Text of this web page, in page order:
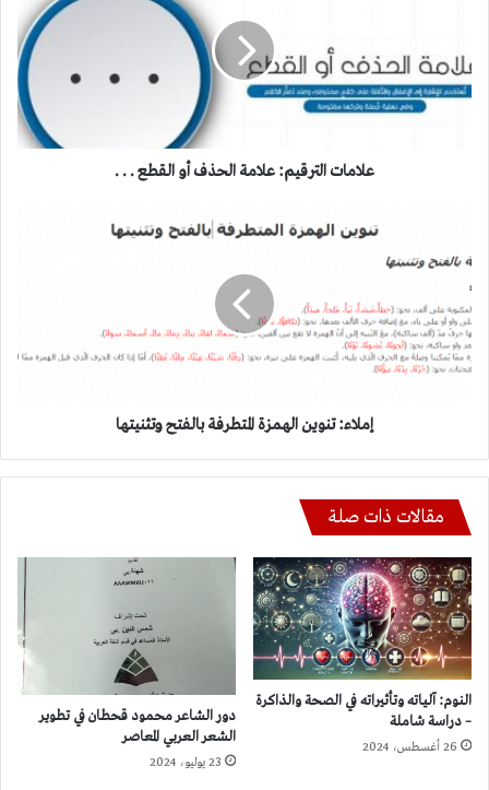
أو
القطع
.
علامات الترقيم: علامة الحذف أو القطع . . .
الهمزة
المتطرفة
بالفتح
وتثنيتها
إملاء: تنوين الهمزة المتطرفة بالفتح وتثنيتها
مقالات ذات صلة
النوم: آلياته وتأثيراته في الصحة والذاكرة
– دراسة شاملة
26 أغسطس، 2024
دور الشاعر محمود قحطان في تطوير
الشعر العربي المعاصر
23 يوليو، 2024